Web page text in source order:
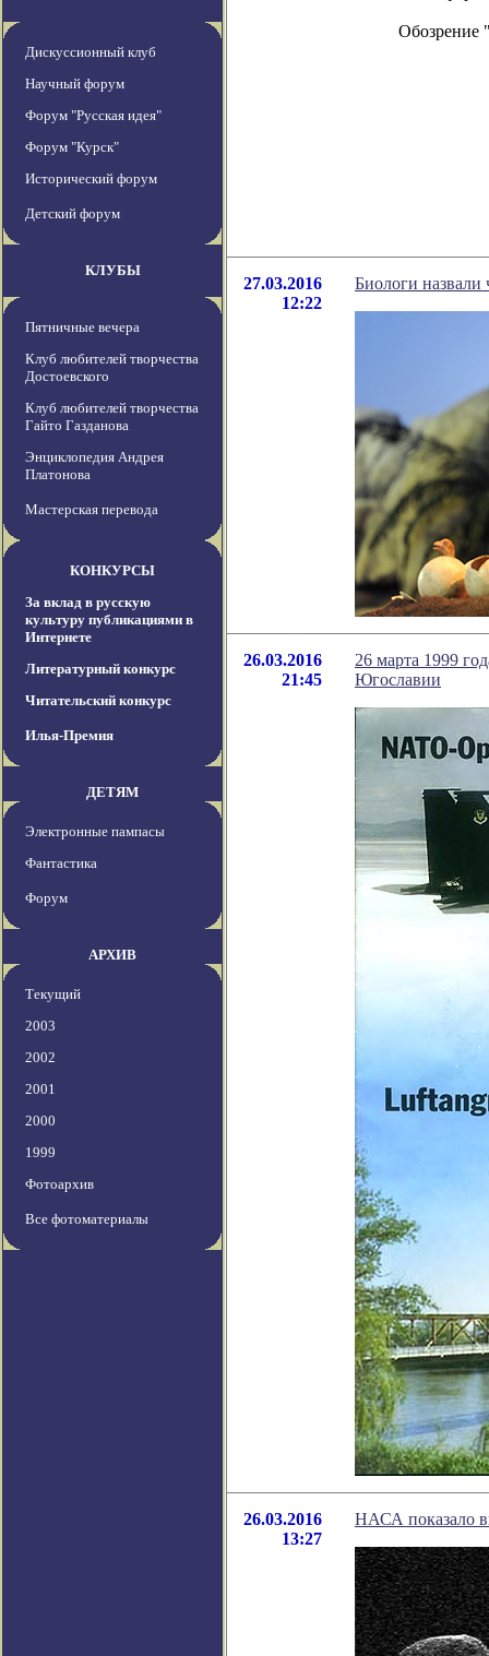
Дискуссионный клуб
Научный форум
Форум "Русская идея"
Форум "Курск"
Исторический форум
Детский форум
КЛУБЫ
Пятничные вечера
Клуб любителей творчества
Достоевского
Клуб любителей творчества
Гайто Газданова
Энциклопедия Андрея
Платонова
Мастерская перевода
КОНКУРСЫ
За вклад в русскую
культуру публикациями в
Интернете
Литературный конкурс
Читательский конкурс
Илья-Премия
ДЕТЯМ
Электронные пампасы
Фантастика
Форум
АРХИВ
Текущий
2003
2002
2001
2000
1999
Фотоархив
Все фотоматериалы
Обозрение
27.03.2016
12:22
Биологи назвали
26.03.2016
21:45
26 марта 1999
Югославии
26.03.2016
13:27
НАСА показало